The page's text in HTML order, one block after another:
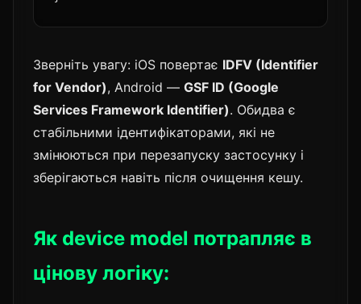
Зверніть увагу: iOS повертає IDFV (Identifier
for Vendor), Android — GSF ID (Google
Services Framework Identifier). Обидва є
стабільними ідентифікаторами, які не
змінюються при перезапуску застосунку і
зберігаються навіть після очищення кешу.
Як device model потрапляє в
цінову логіку: